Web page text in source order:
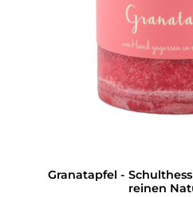
Granatapfel -
reinen